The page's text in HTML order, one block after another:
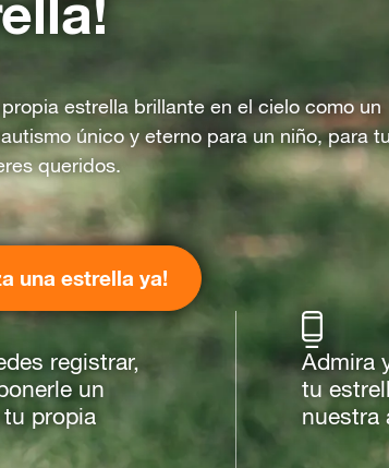
estrella brillante en el cielo como un
único y eterno para un niño, para
queridos.
una estrella ya!
registrar,
un
propia
Admira
tu
nuestra